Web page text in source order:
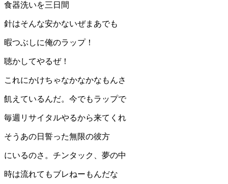
食器洗いを三日間
針はそんな安かないぜまあでも
暇つぶしに俺のラップ！
聴かしてやるぜ！
これにかけちゃなかなかなもんさ
飢えているんだ。今でもラップで
毎週リサイタルやるから来てくれ
そうあの日誓った無限の彼方
にいるのさ。チンタック、夢の中
時は流れてもブレねーもんだな